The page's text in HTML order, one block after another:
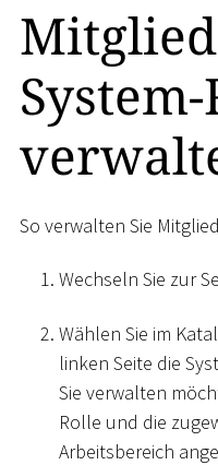
So verwalten Sie
Wechseln Sie zur
Wählen Sie im
linken Seite die
Sie verwalten
Rolle und die
Arbeitsbereich